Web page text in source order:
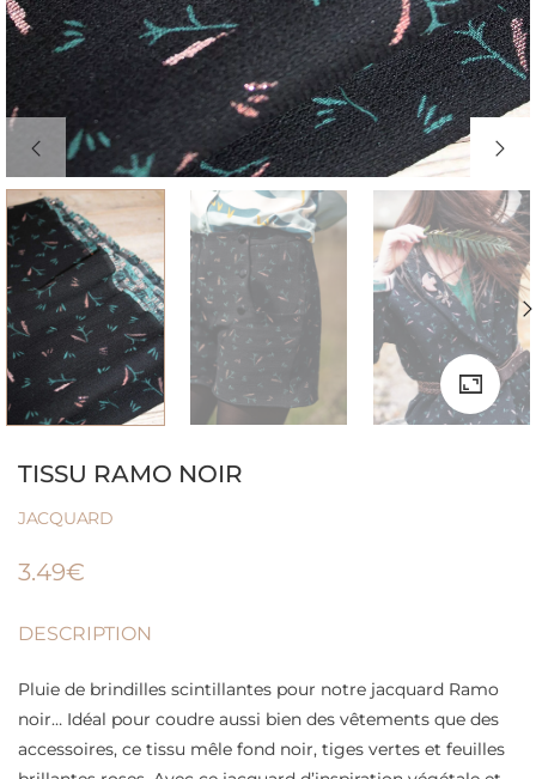
TISSU RAMO NOIR
JACQUARD
3.49€
DESCRIPTION
Pluie de brindilles scintillantes pour notre jacquard Ramo
noir… Idéal pour coudre aussi bien des vêtements que des
accessoires, ce tissu mêle fond noir, tiges vertes et feuilles